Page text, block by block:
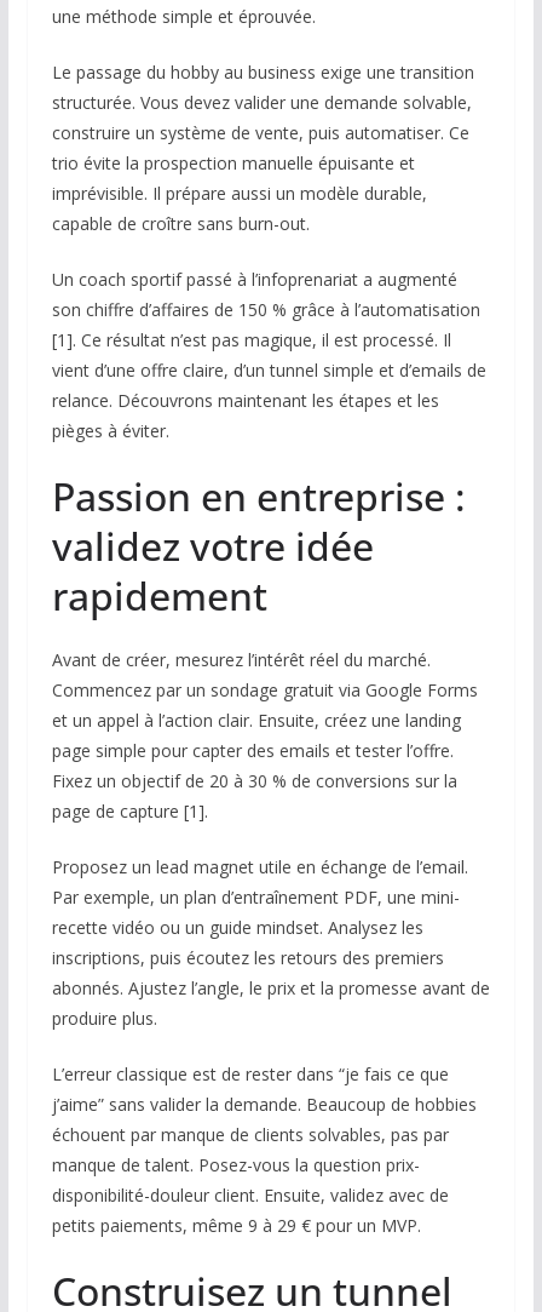
une méthode simple et éprouvée.
Le passage du hobby au business exige une transition
structurée. Vous devez valider une demande solvable,
construire un système de vente, puis automatiser. Ce
trio évite la prospection manuelle épuisante et
imprévisible. Il prépare aussi un modèle durable,
capable de croître sans burn-out.
Un coach sportif passé à l’infoprenariat a augmenté
son chiffre d’affaires de 150 % grâce à l’automatisation
[1]. Ce résultat n’est pas magique, il est processé. Il
vient d’une offre claire, d’un tunnel simple et d’emails de
relance. Découvrons maintenant les étapes et les
pièges à éviter.
Passion en entreprise :
validez votre idée
rapidement
Avant de créer, mesurez l’intérêt réel du marché.
Commencez par un sondage gratuit via Google Forms
et un appel à l’action clair. Ensuite, créez une landing
page simple pour capter des emails et tester l’offre.
Fixez un objectif de 20 à 30 % de conversions sur la
page de capture [1].
Proposez un lead magnet utile en échange de l’email.
Par exemple, un plan d’entraînement PDF, une mini-
recette vidéo ou un guide mindset. Analysez les
inscriptions, puis écoutez les retours des premiers
abonnés. Ajustez l’angle, le prix et la promesse avant de
produire plus.
L’erreur classique est de rester dans “je fais ce que
j’aime” sans valider la demande. Beaucoup de hobbies
échouent par manque de clients solvables, pas par
manque de talent. Posez-vous la question prix-
disponibilité-douleur client. Ensuite, validez avec de
petits paiements, même 9 à 29 € pour un MVP.
Construisez un tunnel